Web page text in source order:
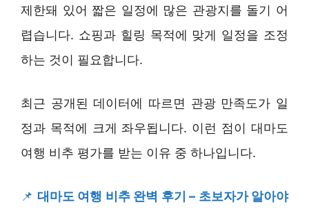
제한돼 있어 짧은 일정에 많은 관광지를 돌기 어
렵습니다. 쇼핑과 힐링 목적에 맞게 일정을 조정
하는 것이 필요합니다.
최근 공개된 데이터에 따르면 관광 만족도가 일
정과 목적에 크게 좌우됩니다. 이런 점이 대마도
여행 비추 평가를 받는 이유 중 하나입니다.
📌 대마도 여행 비추 완벽 후기 – 초보자가 알아야